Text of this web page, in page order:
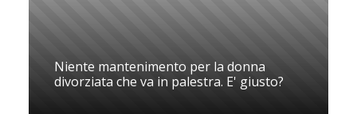
Niente mantenimento per la donna
divorziata che va in palestra. E' giusto?